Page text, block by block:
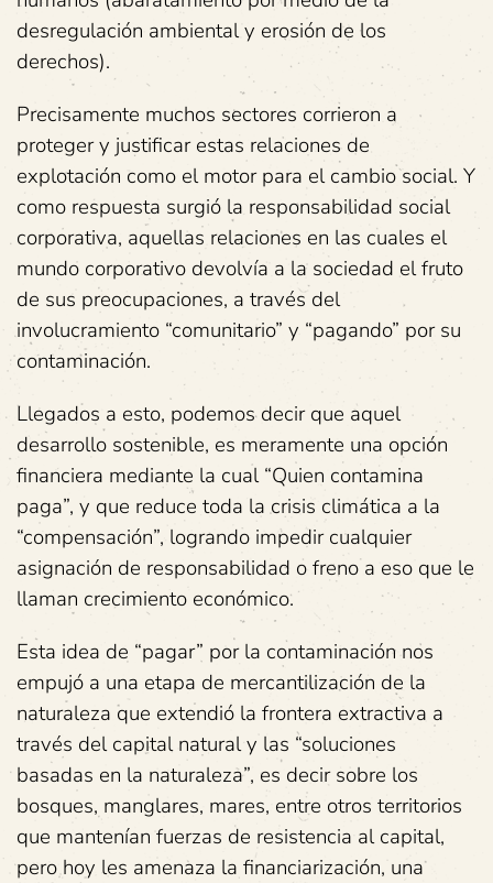
desregulación ambiental y erosión de los
derechos).
Precisamente muchos sectores corrieron a
proteger y justificar estas relaciones de
explotación como el motor para el cambio social. Y
como respuesta surgió la responsabilidad social
corporativa, aquellas relaciones en las cuales el
mundo corporativo devolvía a la sociedad el fruto
de sus preocupaciones, a través del
involucramiento “comunitario” y “pagando” por su
contaminación.
Llegados a esto, podemos decir que aquel
desarrollo sostenible, es meramente una opción
financiera mediante la cual “Quien contamina
paga”, y que reduce toda la crisis climática a la
“compensación”, logrando impedir cualquier
asignación de responsabilidad o freno a eso que le
llaman crecimiento económico.
Esta idea de “pagar” por la contaminación nos
empujó a una etapa de mercantilización de la
naturaleza que extendió la frontera extractiva a
través del capital natural y las “soluciones
basadas en la naturaleza”, es decir sobre los
bosques, manglares, mares, entre otros territorios
que mantenían fuerzas de resistencia al capital,
pero hoy les amenaza la financiarización, una